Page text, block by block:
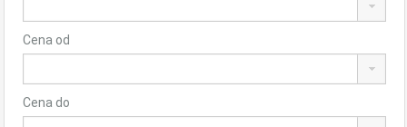
Cena od
Cena do